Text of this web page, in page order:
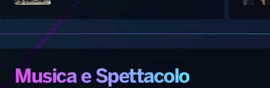
Palinsesto
Notizie
Musica e Spettacolo